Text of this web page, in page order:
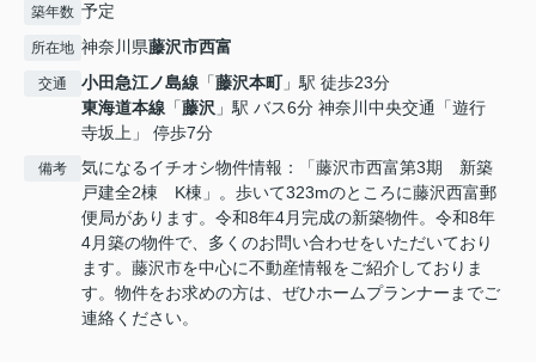
築年数 予定
所在地 神奈川県藤沢市西富
交通 小田急江ノ島線 「藤沢本町」駅 徒歩23分
東海道本線 「藤沢 」駅 バス6分 神奈川中央交通「遊行
寺坂上」 停歩7分
備考
気になるイチオシ物件情報：「藤沢市西富第3期 新築
戸建全2棟 K棟」。歩いて323mのところに藤沢西富郵
便局があります。令和8年4月完成の新築物件。令和8年
4月築の物件で、多くのお問い合わせをいただいており
ます。藤沢市を中心に不動産情報をご紹介しておりま
す。物件をお求めの方は、ぜひホームプランナーまでご
連絡ください。